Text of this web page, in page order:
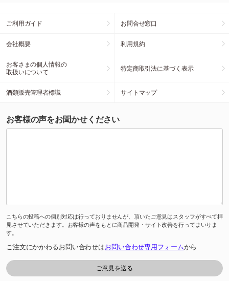
ご利用ガイド お問合せ窓口
会社概要 利用規約
お客さまの個人情報の
取扱いについて
特定商取引法に基づく表示
酒類販売管理者標識 サイトマップ
お客様の声をお聞かせください
こちらの投稿への個別対応は行っておりませんが、頂いたご意見はスタッフがすべて拝
見させていただきます。お客様の声をもとに商品開発・サイト改善を行ってまいりま
す。
ご注文にかかわるお問い合わせはお問い合わせ専用フォームから